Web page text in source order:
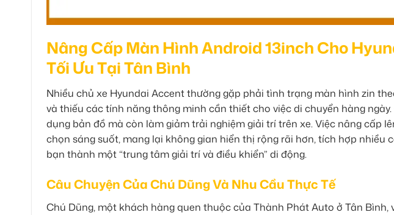
Nâng Cấp Màn Hình Android 13inch Cho
Tối Ưu Tại Tân Bình
Nhiều chủ xe Hyundai Accent thường gặp phải tình trạng màn hình zin
và thiếu các tính năng thông minh cần thiết cho việc di chuyển hàng
dụng bản đồ mà còn làm giảm trải nghiệm giải trí trên xe. Việc nâng cấp
chọn sáng suốt, mang lại không gian hiển thị rộng rãi hơn, tích hợp nhiều
bạn thành một “trung tâm giải trí và điều khiển” di động.
Câu Chuyện Của Chú Dũng Và Nhu Cầu Thực Tế
Chú Dũng, một khách hàng quen thuộc của Thành Phát Auto ở Tân